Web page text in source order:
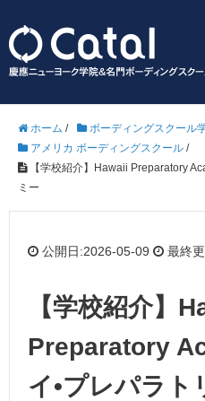
ホーム / ボーディングスクール
アメリカ ボーディングスクール /
【学校紹介】Hawaii Preparatory
ミー
公開日:2026-05-09 最終
【学校紹介】
Preparatory
イ•プレパラト